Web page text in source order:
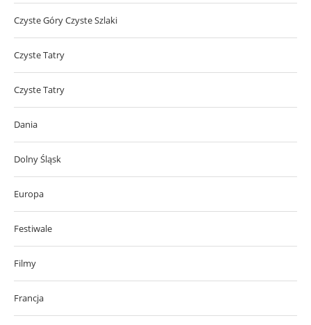
Czyste Góry Czyste Szlaki
Czyste Tatry
Czyste Tatry
Dania
Dolny Śląsk
Europa
Festiwale
Filmy
Francja